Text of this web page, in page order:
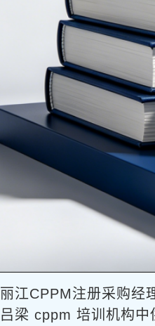
丽江CPPM注册采购经
吕梁 cppm 培训机构中